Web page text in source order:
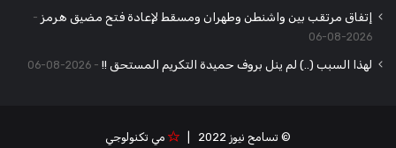
إتفاق مرتقب بين واشنطن وطهران ومسقط لإعادة فتح مضيق هرمز
2026-08-06
لهذا السبب (..) لم ينل بروف حميدة التكريم المستحق !! 2026-08-06
© تسامح نيوز 2022 | مي تكنولوجي